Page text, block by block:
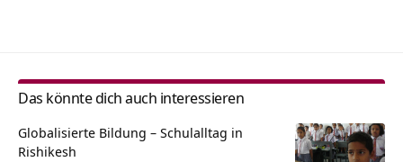
Das könnte dich auch interessieren
Globalisierte Bildung – Schulalltag in
Rishikesh